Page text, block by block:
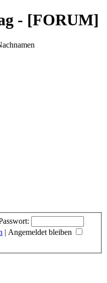
- [FORUM]
| Angemeldet bleiben